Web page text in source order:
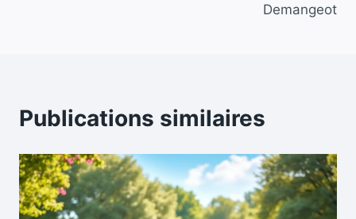
Demangeot
Publications similaires